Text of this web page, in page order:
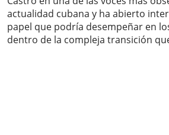
actualidad cubana y ha abierto
papel que podría desempeñar en
dentro de la compleja transición